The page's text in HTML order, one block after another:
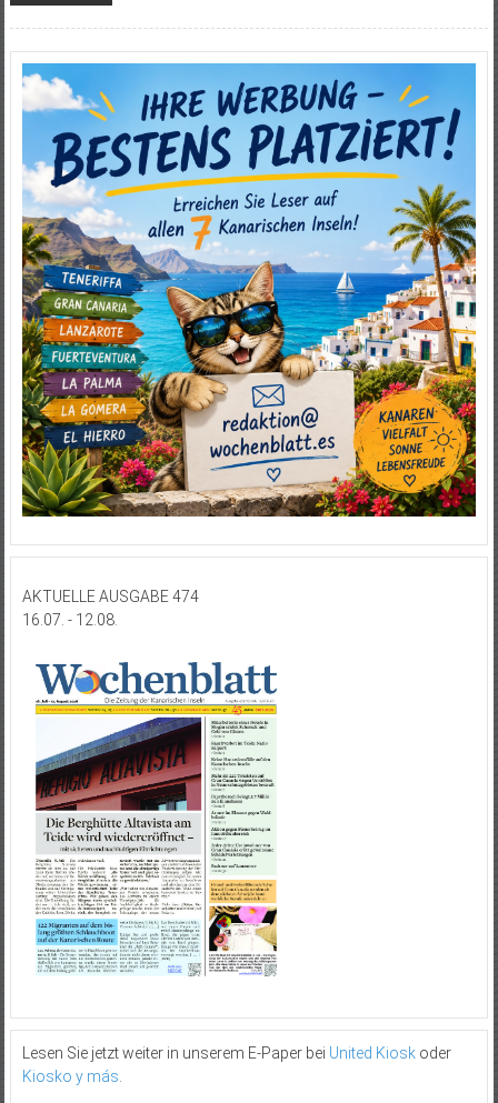
AKTUELLE AUSGABE 474
16.07. - 12.08.
Lesen Sie jetzt weiter in unserem E-Paper bei United Kioskoder
Kiosko y más.